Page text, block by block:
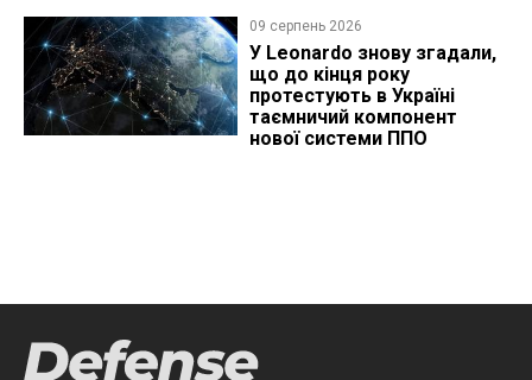
09 серпень 2026
У Leonardo знову згадали,
що до кінця року
протестують в Україні
таємничий компонент
нової системи ППО